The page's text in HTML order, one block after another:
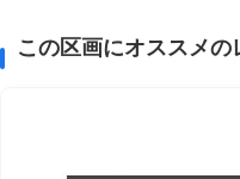
この区画にオススメの